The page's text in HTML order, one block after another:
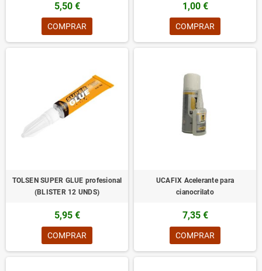
5,50 €
COMPRAR
1,00 €
COMPRAR
TOLSEN SUPER GLUE profesional
(BLISTER 12 UNDS)
5,95 €
COMPRAR
UCAFIX Acelerante para
cianocrilato
7,35 €
COMPRAR